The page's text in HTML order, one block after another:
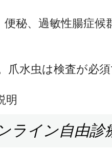
、過敏性腸症候
は検査が必須で
ライン自由診